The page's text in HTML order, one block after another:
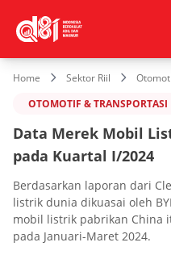
Home Sektor Riil
OTOMOTIF & TRANSPORTASI
Data Merek Mobil
pada Kuartal I/2024
Berdasarkan laporan dari
listrik dunia dikuasai oleh
mobil listrik pabrikan China
pada Januari-Maret 2024.